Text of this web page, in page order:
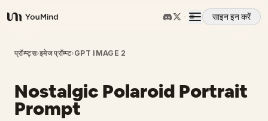
YouMind
साइन इन करें
अवलोकन
उपयोग के मामले
प्रॉम्प्ट्स›इमेज प्रॉम्प्ट›GPT IMAGE 2
Nostalgic Polaroid Portrait
Prompt